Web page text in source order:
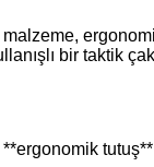
bir taktik